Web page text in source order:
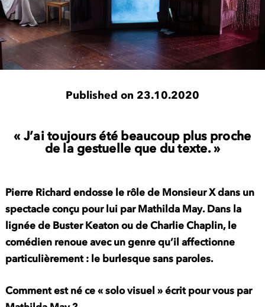
Published on 23.10.2020
« J’ai toujours été beaucoup plus proche
de la gestuelle que du texte. »
Pierre Richard endosse le rôle de Monsieur X dans un
spectacle conçu pour lui par Mathilda May. Dans la
lignée de Buster Keaton ou de Charlie Chaplin, le
comédien renoue avec un genre qu’il affectionne
particulièrement : le burlesque sans paroles.
Comment est né ce « solo visuel » écrit pour vous par